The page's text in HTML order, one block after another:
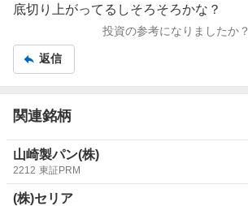
示
記
事
底切り上がってるしそろそろかな？
投資の参考になりましたか？
返信
関連銘柄
山崎製パン(株)
2212 東証PRM
(株)セリア